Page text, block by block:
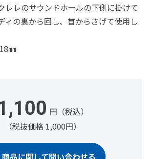
レレのサウンドホールの下側に掛けて
ィの裏から回し、首からさげて使用し
㎜
円（税込）
（税抜価格 1,000円）
商品に関して問い合わせる